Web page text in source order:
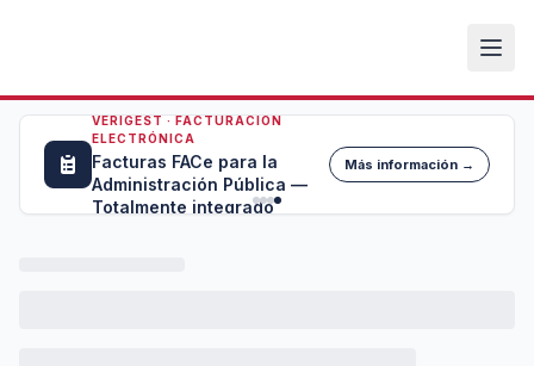
VERIGEST · FACTURACIÓN
ELECTRÓNICA
Facturas FACe para la
Administración Pública —
Totalmente integrado
Más información →